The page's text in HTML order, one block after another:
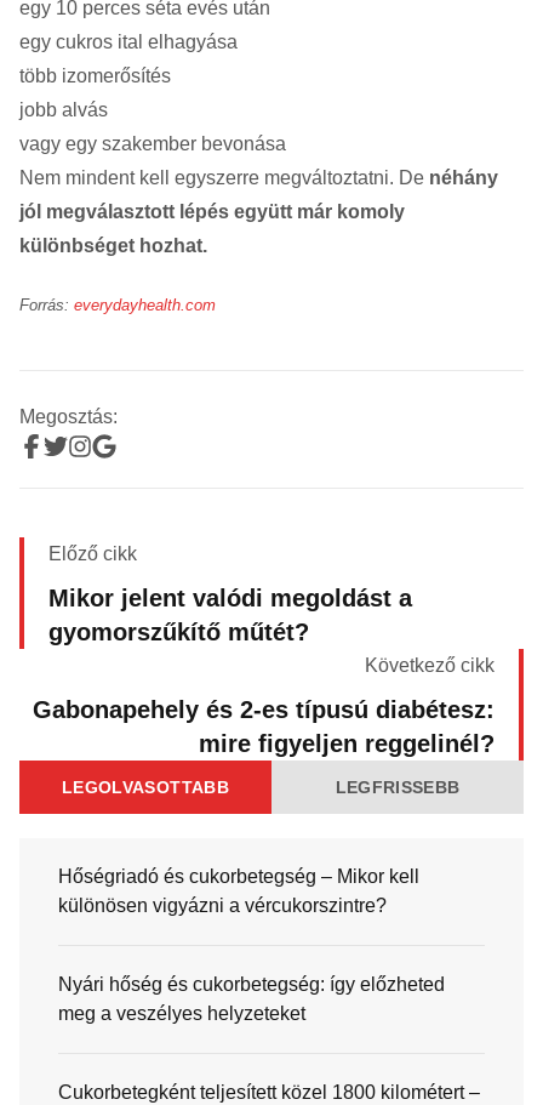
egy 10 perces séta evés után
egy cukros ital elhagyása
több izomerősítés
jobb alvás
vagy egy szakember bevonása
Nem mindent kell egyszerre megváltoztatni. De néhány
jól megválasztott lépés együtt már komoly
különbséget hozhat.
Forrás: everydayhealth.com
Megosztás:
Előző cikk
Mikor jelent valódi megoldást a
gyomorszűkítő műtét?
Következő cikk
Gabonapehely és 2-es típusú diabétesz:
mire figyeljen reggelinél?
LEGOLVASOTTABB LEGFRISSEBB
Hőségriadó és cukorbetegség – Mikor kell
különösen vigyázni a vércukorszintre?
Nyári hőség és cukorbetegség: így előzheted
meg a veszélyes helyzeteket
Cukorbetegként teljesített közel 1800 kilométert –